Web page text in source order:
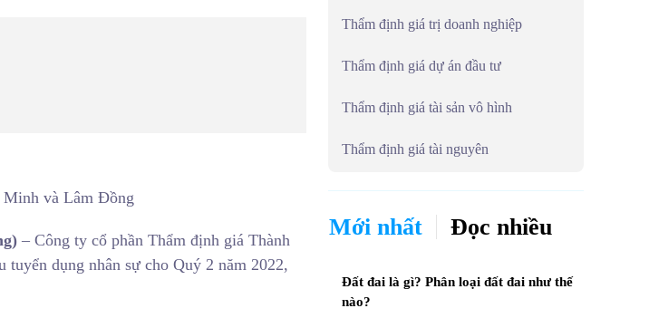
Minh và Lâm Đồng
– Công ty cổ phần Thẩm định giá Thành
dụng nhân sự cho Quý 2 năm 2022,
Thẩm định giá trị doanh nghiệp
Thẩm định giá dự án đầu tư
Thẩm định giá tài sản vô hình
Thẩm định giá tài nguyên
Mới nhất Đọc nhiều
Đất đai là gì? Phân loại đất đai như thế
nào?